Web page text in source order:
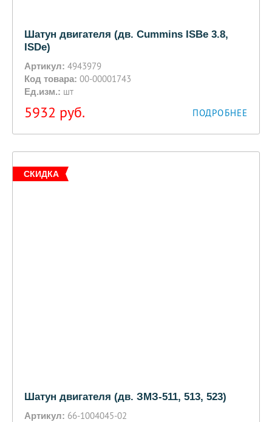
Шатун двигателя (дв. Cummins ISBe 3.8,
ISDe)
Артикул: 4943979
Код товара: 00-00001743
Ед.изм.: шт
5932 руб. ПОДРОБНЕЕ
СКИДКА
Шатун двигателя (дв. ЗМЗ-511, 513, 523)
Артикул: 66-1004045-02